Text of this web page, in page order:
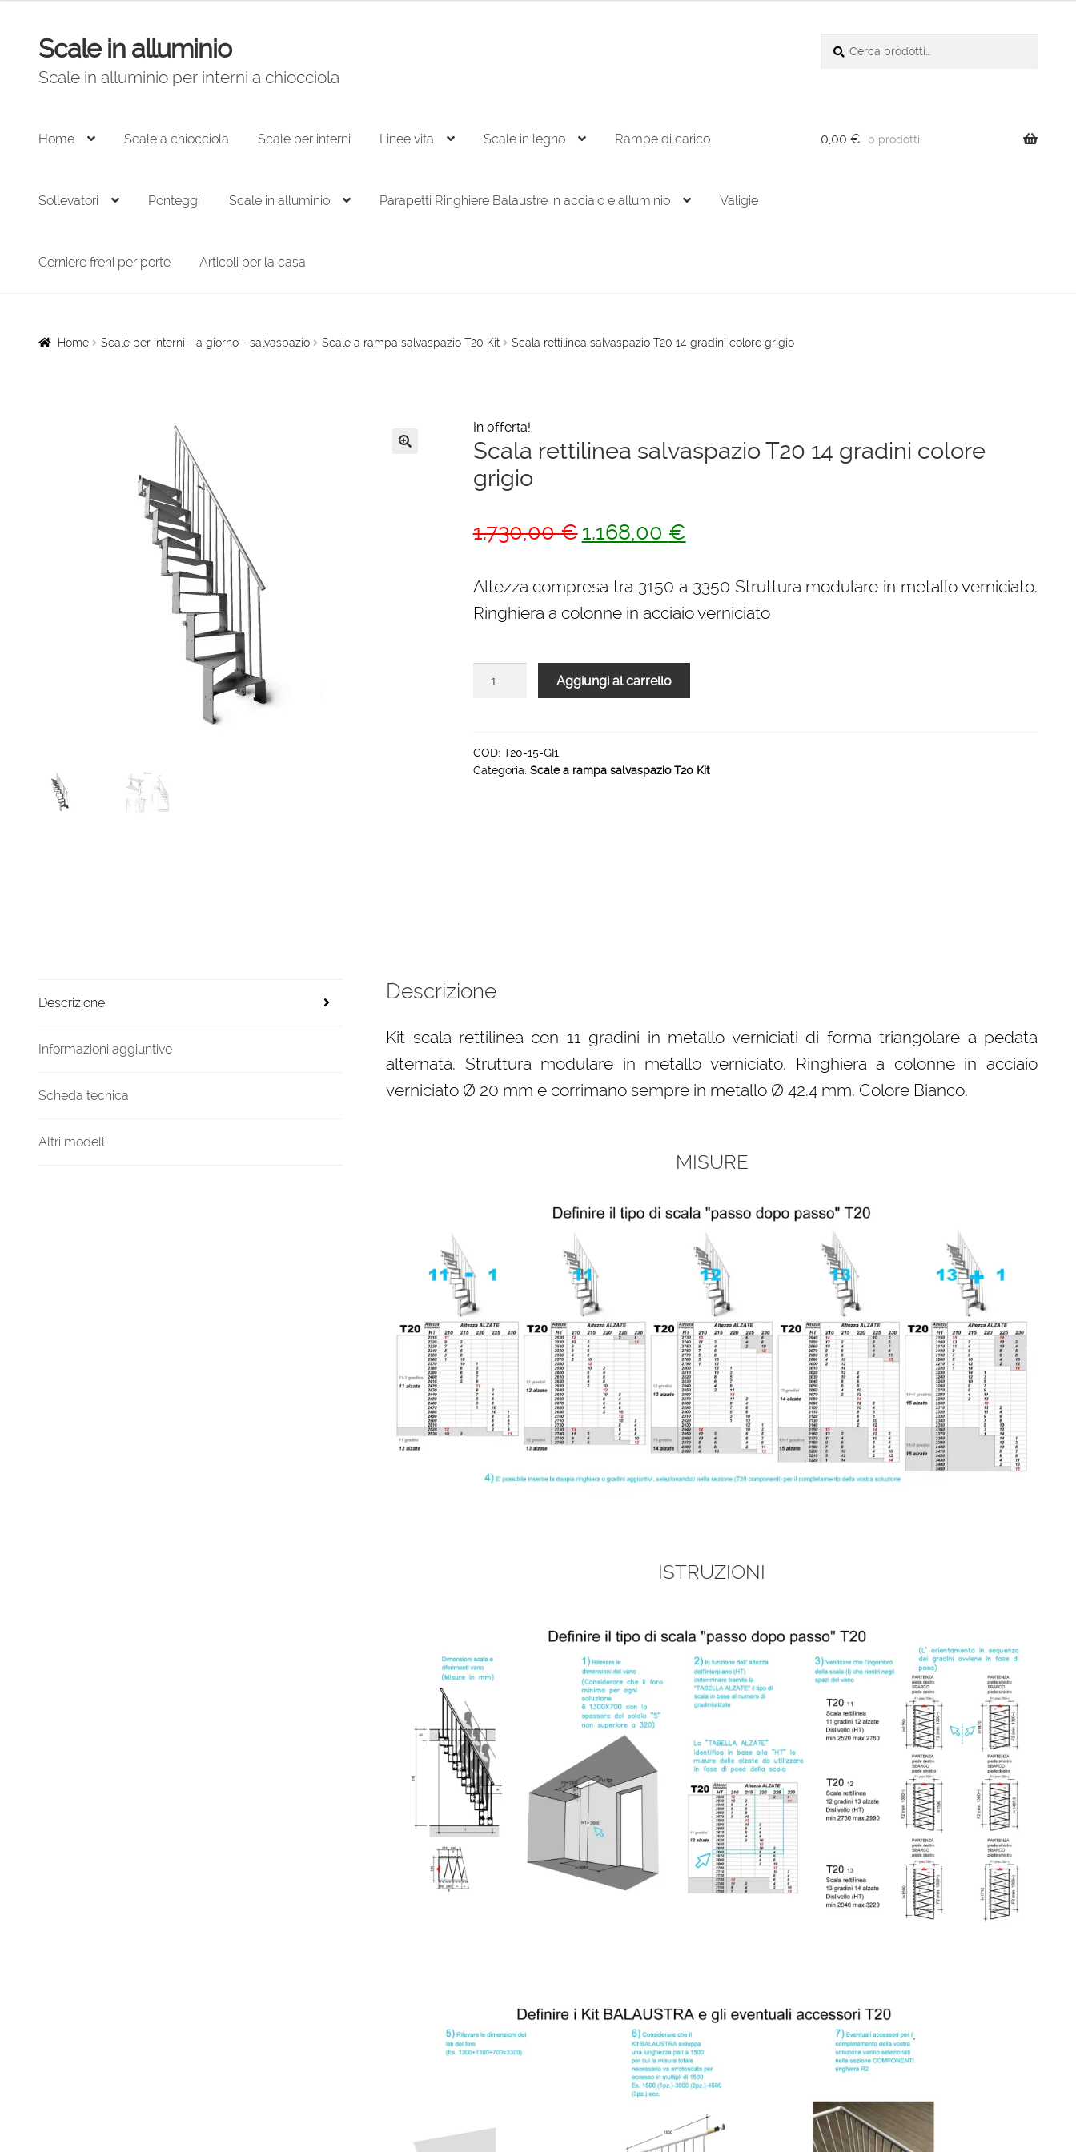
Vai
alla
navigazione
Vai
al
contenuto
Scale in alluminio
Scale in alluminio per interni a chiocciola
Home Scale a chiocciola Scale per interni Linee vita Scale in legno Rampe di carico
Sollevatori Ponteggi Scale in alluminio Parapetti Ringhiere Balaustre in acciaio e alluminio Valigie
Cerniere freni per porte Articoli per la casa
0,00 € 0 prodotti
Home Scale per interni - a giorno - salvaspazio Scale a rampa salvaspazio T20 Kit Scala rettilinea salvaspazio T20 14 gradini colore grigio
In offerta!
Scala rettilinea salvaspazio T20 14 gradini colore
grigio
1.730,00€ Il
originale
era:
1.168,00 €
attuale
è:
Altezza compresa tra 3150 a 3350 Struttura modulare in metallo verniciato.
Ringhiera a colonne in acciaio verniciato
14
gradini
Aggiungi al carrello
COD: T20-15-GI1
Categoria: Scale a rampa salvaspazio T20 Kit
Descrizione
Informazioni aggiuntive
Scheda tecnica
Altri modelli
Descrizione
Kit scala rettilinea con 11 gradini in metallo verniciati di forma triangolare a pedata
alternata. Struttura modulare in metallo verniciato. Ringhiera a colonne in acciaio
verniciato Ø 20 mm e corrimano sempre in metallo Ø 42.4 mm. Colore Bianco.
MISURE
ISTRUZIONI
1.730,00 €.